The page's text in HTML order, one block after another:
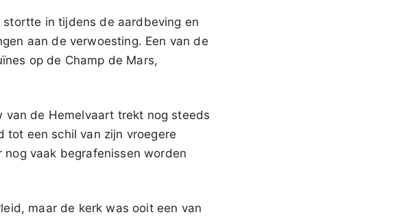
in tijdens de aardbeving en
aan de verwoesting. Een van de
op de Champ de Mars,
van de Hemelvaart trekt nog steeds
tot een schil van zijn vroegere
vaak begrafenissen worden
maar de kerk was ooit een van